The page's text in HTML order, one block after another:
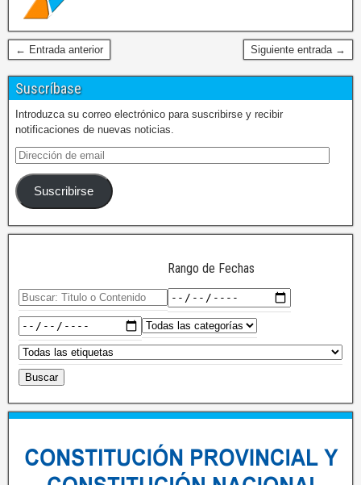
← Entrada anterior Siguiente entrada →
Suscríbase
Introduzca su correo electrónico para suscribirse y recibir
notificaciones de nuevas noticias.
Suscribirse
Rango de Fechas